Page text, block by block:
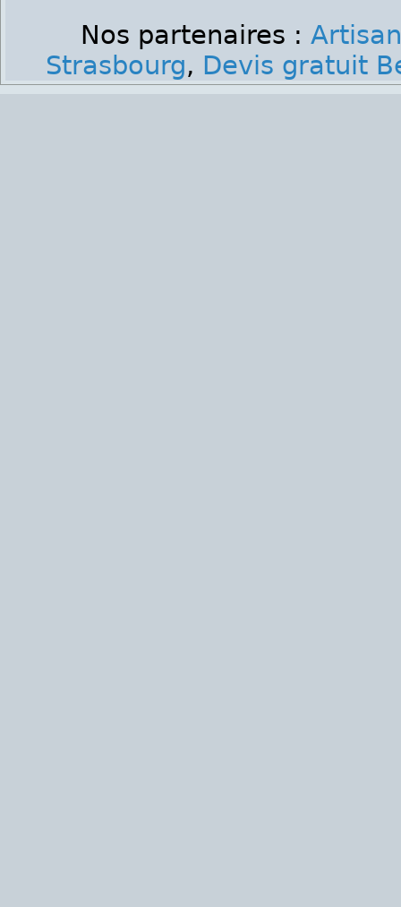
Nos partenaires :
Strasbourg, Devis gratuit